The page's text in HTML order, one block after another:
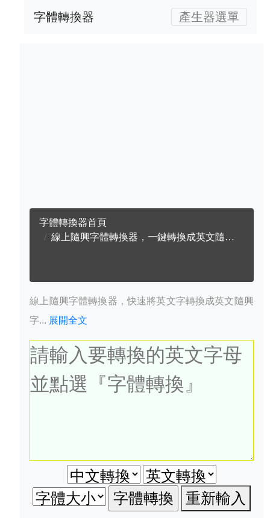
字體轉換器 產生器選單
字體轉換器首頁
線上隨興字體轉換器，一鍵轉換成英文隨興字體
線上隨興字體轉換器，快速將英文字轉換成英文隨興
字... 展開全文
重新輸入